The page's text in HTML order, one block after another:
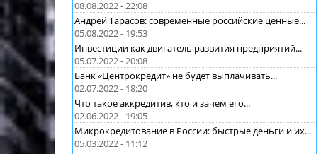
08.08.2022 - 22:08
Андрей Тарасов: современные российские ценные...
05.08.2022 - 19:53
Инвестиции как двигатель развития предприятий...
05.07.2022 - 20:08
Банк «Центрокредит» не будет выплачивать...
02.07.2022 - 18:20
Что такое аккредитив, кто и зачем его...
02.06.2022 - 19:05
Микрокредитование в России: быстрые деньги и их...
05.03.2022 - 11:12